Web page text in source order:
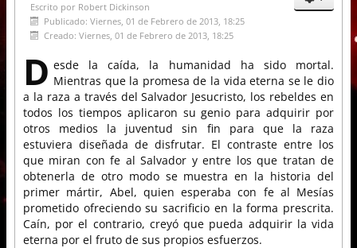
Escrito por Robert Dickinson
Publicado: Viernes, 01 de Febrero de 2013, 18:25
Creado: Viernes, 01 de Febrero de 2013, 18:25
D esde la caída, la humanidad ha sido mortal.
Mientras que la promesa de la vida eterna se le dio
a la raza a través del Salvador Jesucristo, los rebeldes en
todos los tiempos aplicaron su genio para adquirir por
otros medios la juventud sin fin para que la raza
estuviera diseñada de disfrutar. El contraste entre los
que miran con fe al Salvador y entre los que tratan de
obtenerla de otro modo se muestra en la historia del
primer mártir, Abel, quien esperaba con fe al Mesías
prometido ofreciendo su sacrificio en la forma prescrita.
Caín, por el contrario, creyó que pueda adquirir la vida
eterna por el fruto de sus propios esfuerzos.